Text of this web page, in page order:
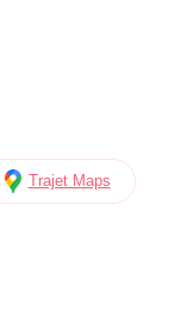
Trajet Maps